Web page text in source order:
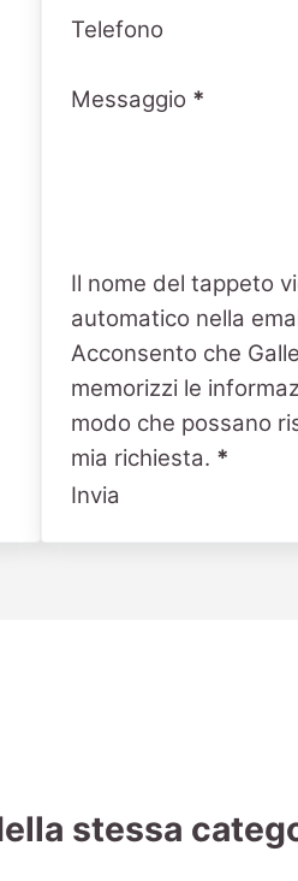
Telefono
Messaggio *
Il nome del tappeto
automatico nella
Acconsento che
memorizzi le
modo che possano
mia richiesta. *
Invia
stessa